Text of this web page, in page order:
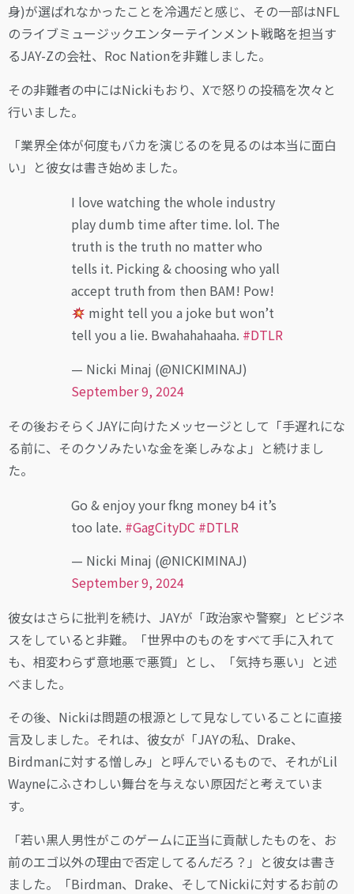
身)が選ばれなかったことを冷遇だと感じ、その一部はNFL
のライブミュージックエンターテインメント戦略を担当す
るJAY-Zの会社、Roc Nationを非難しました。
その非難者の中にはNickiもおり、Xで怒りの投稿を次々と
行いました。
「業界全体が何度もバカを演じるのを見るのは本当に面白
い」と彼女は書き始めました。
I love watching the whole industry
play dumb time after time. lol. The
truth is the truth no matter who
tells it. Picking & choosing who yall
accept truth from then BAM! Pow!
might tell you a joke but won’t
tell you a lie. Bwahahahaaha. #DTLR
— Nicki Minaj (@NICKIMINAJ)
September 9, 2024
その後おそらくJAYに向けたメッセージとして「手遅れにな
る前に、そのクソみたいな金を楽しみなよ」と続けまし
た。
Go & enjoy your fkng money b4 it’s
too late. #GagCityDC #DTLR
— Nicki Minaj (@NICKIMINAJ)
September 9, 2024
彼女はさらに批判を続け、JAYが「政治家や警察」とビジネ
スをしていると非難。「世界中のものをすべて手に入れて
も、相変わらず意地悪で悪質」とし、「気持ち悪い」と述
べました。
その後、Nickiは問題の根源として見なしていることに直接
言及しました。それは、彼女が「JAYの私、Drake、
Birdmanに対する憎しみ」と呼んでいるもので、それがLil
Wayneにふさわしい舞台を与えない原因だと考えていま
す。
「若い黒人男性がこのゲームに正当に貢献したものを、お
前のエゴ以外の理由で否定してるんだろ？」と彼女は書き
ました。「Birdman、Drake、そしてNickiに対するお前の